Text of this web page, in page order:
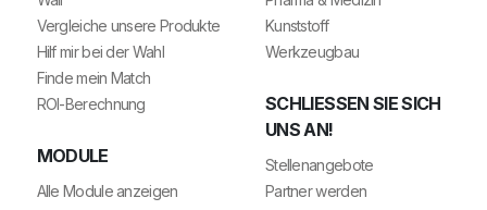
Vergleiche unsere Produkte
Hilf mir bei der Wahl
Finde mein Match
ROI-Berechnung
MODULE
Alle Module anzeigen
Kunststoff
Werkzeugbau
SCHLIESSEN SIE SICH U
NS AN!
Stellenangebote
Partner werden